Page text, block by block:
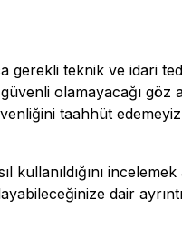
gerekli teknik ve idari
olamayacağı
taahhüt
kullanıldığını
dair